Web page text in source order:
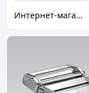
Интернет-магазин "AVEON" - товары для всей семьи! Самые низкие цены!